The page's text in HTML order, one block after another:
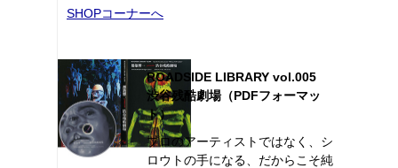
SHOPコーナーへ
ROADSIDE LIBRARY vol.005
渋谷残酷劇場（PDFフォーマッ
ト）
プロのアーティストではなく、シ
ロウトの手になる、だからこそ純